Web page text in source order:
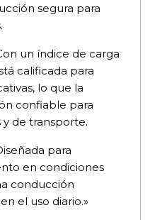
segura para
un índice de carga
calificada para
lo que la
confiable para
de transporte.
para
en condiciones
conducción
el uso diario.»